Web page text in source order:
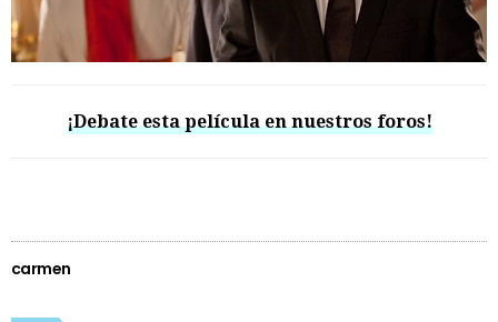
¡Debate esta película en nuestros foros!
carmen